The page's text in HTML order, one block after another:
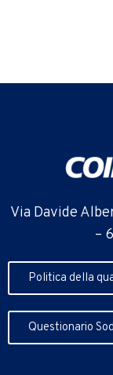
Via Davide
–
Politica della
Questionario